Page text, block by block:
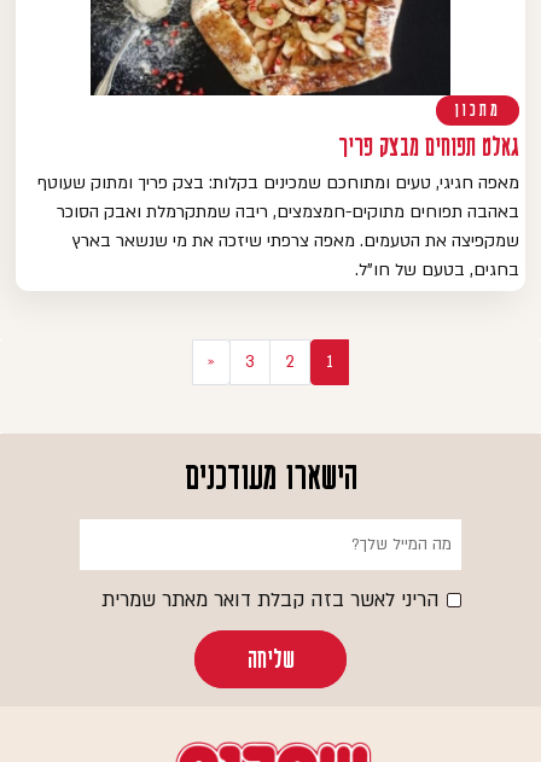
מתכון
גאלט תפוחים מבצק פריך
מאפה חגיגי, טעים ומתוחכם שמכינים בקלות: בצק פריך ומתוק שעוטף
באהבה תפוחים מתוקים-חמצמצים, ריבה שמתקרמלת ואבק הסוכר
שמקפיצה את הטעמים. מאפה צרפתי שיזכה את מי שנשאר בארץ
בחגים, בטעם של חו"ל.
1
2
3
«
הישארו מעודכנים
הריני לאשר בזה קבלת דואר מאתר שמרית
שליחה